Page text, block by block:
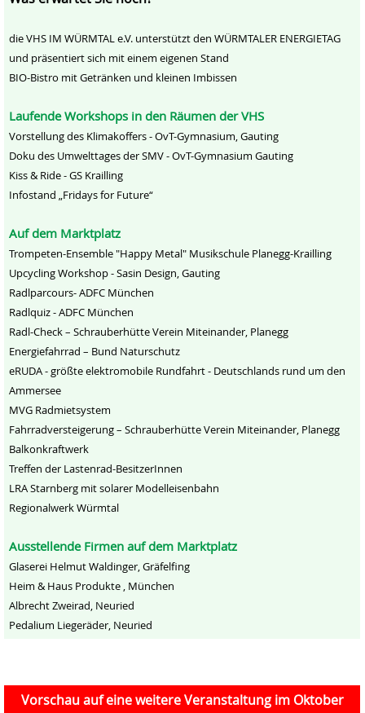
die VHS IM WÜRMTAL e.V. unterstützt den WÜRMTALER ENERGIETAG
und präsentiert sich mit einem eigenen Stand
BIO-Bistro mit Getränken und kleinen Imbissen
Laufende Workshops in den Räumen der VHS
Vorstellung des Klimakoffers - OvT-Gymnasium, Gauting
Doku des Umwelttages der SMV - OvT-Gymnasium Gauting
Kiss & Ride - GS Krailling
Infostand „Fridays for Future“
Auf dem Marktplatz
Trompeten-Ensemble "Happy Metal" Musikschule Planegg-Krailling
Upcycling Workshop - Sasin Design, Gauting
Radlparcours- ADFC München
Radlquiz - ADFC München
Radl-Check – Schrauberhütte Verein Miteinander, Planegg
Energiefahrrad – Bund Naturschutz
eRUDA - größte elektromobile Rundfahrt - Deutschlands rund um den
Ammersee
MVG Radmietsystem
Fahrradversteigerung – Schrauberhütte Verein Miteinander, Planegg
Balkonkraftwerk
Treffen der Lastenrad-BesitzerInnen
LRA Starnberg mit solarer Modelleisenbahn
Regionalwerk Würmtal
Ausstellende Firmen auf dem Marktplatz
Glaserei Helmut Waldinger, Gräfelfing
Heim & Haus Produkte , München
Albrecht Zweirad, Neuried
Pedalium Liegeräder, Neuried
Vorschau auf eine weitere Veranstaltung im Oktober